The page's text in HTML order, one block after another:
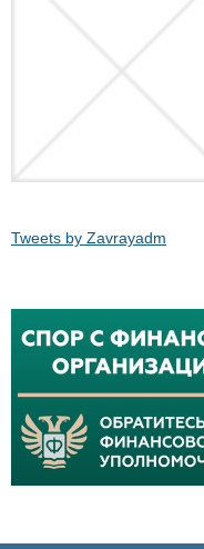
Tweets by Zavrayadm